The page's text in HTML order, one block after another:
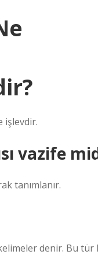
işlevdir.
vazife
tanımlanır.
kelimeler denir. Bu